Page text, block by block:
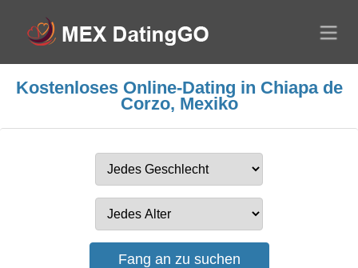
Kostenloses Online-Dating in Chiapa de
Corzo, Mexiko